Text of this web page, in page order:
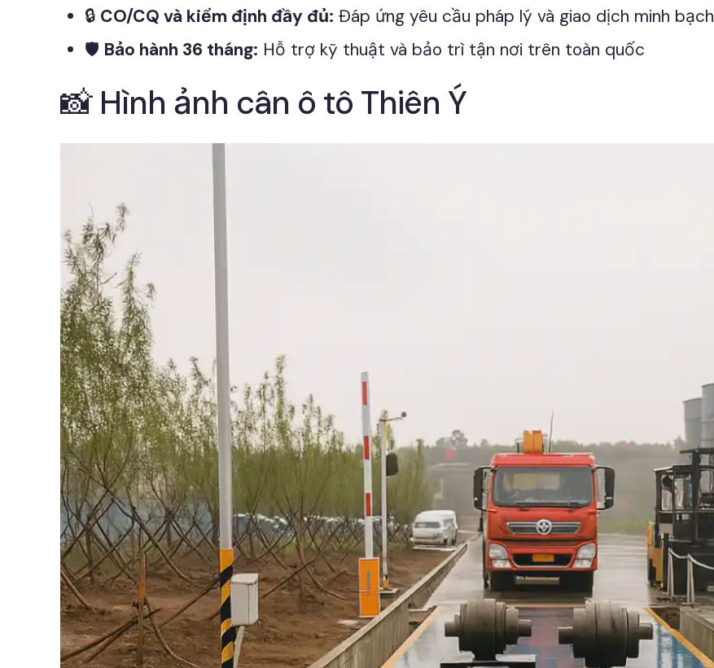
🔒 CO/CQ và kiểm định đầy đủ: Đáp ứng yêu cầu pháp lý và giao dịch minh bạch
🛡️ Bảo hành 36 tháng: Hỗ trợ kỹ thuật và bảo trì tận nơi trên toàn quốc
📸 Hình ảnh cân ô tô Thiên Ý